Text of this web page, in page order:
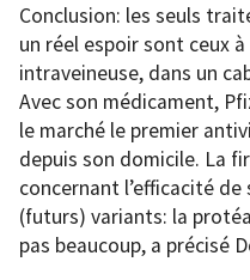
Conclusion: les seuls
un réel espoir sont ceux
intraveineuse, dans un
Avec son médicament,
le marché le premier
depuis son domicile. La
concernant l’efficacité
(futurs) variants: la
pas beaucoup, a précisé